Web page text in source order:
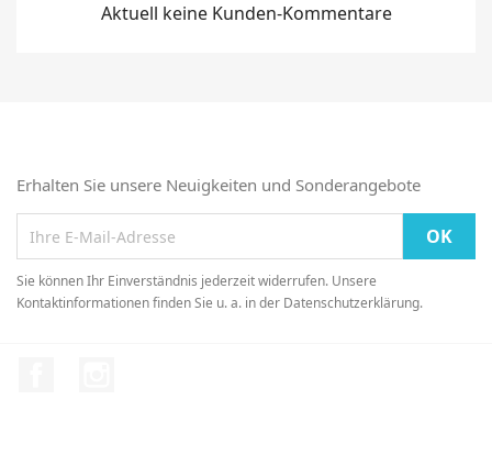
Aktuell keine Kunden-Kommentare
Erhalten Sie unsere Neuigkeiten und Sonderangebote
Sie können Ihr Einverständnis jederzeit widerrufen. Unsere
Kontaktinformationen finden Sie u. a. in der Datenschutzerklärung.